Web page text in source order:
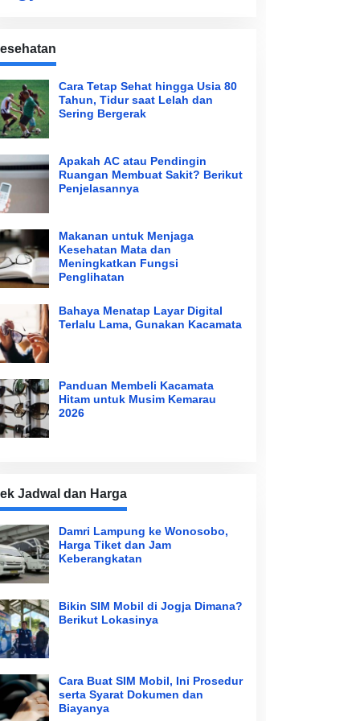
Cara Tetap Sehat hingga Usia 80
Tahun, Tidur saat Lelah dan
Sering Bergerak
Apakah AC atau Pendingin
Ruangan Membuat Sakit? Berikut
Penjelasannya
Makanan untuk Menjaga
Kesehatan Mata dan
Meningkatkan Fungsi
Penglihatan
Bahaya Menatap Layar Digital
Terlalu Lama, Gunakan Kacamata
Panduan Membeli Kacamata
Hitam untuk Musim Kemarau
2026
Jadwal dan Harga
Damri Lampung ke Wonosobo,
Harga Tiket dan Jam
Keberangkatan
Bikin SIM Mobil di Jogja Dimana?
Berikut Lokasinya
Cara Buat SIM Mobil, Ini Prosedur
serta Syarat Dokumen dan
Biayanya